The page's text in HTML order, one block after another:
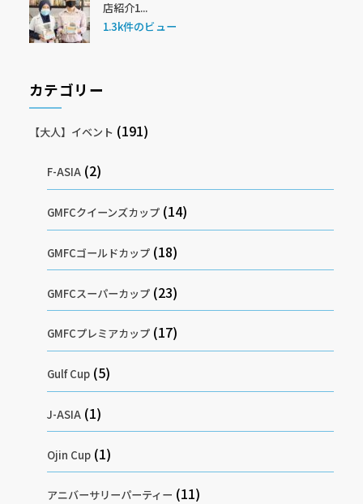
店紹介1...
1.3k件のビュー
カテゴリー
【大人】イベント (191)
F-ASIA (2)
GMFCクイーンズカップ (14)
GMFCゴールドカップ (18)
GMFCスーパーカップ (23)
GMFCプレミアカップ (17)
Gulf Cup (5)
J-ASIA (1)
Ojin Cup (1)
アニバーサリーパーティー (11)